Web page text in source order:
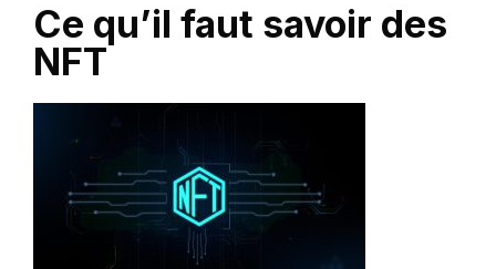
Ce qu’il faut savoir des
NFT